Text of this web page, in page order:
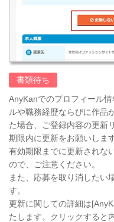
書類待ち
AnyKanでのプロフィール
ルや職務経歴ならびに作品
た場合、ご登録内容の更新
期限内に更新をお願いします
有効期限までに更新されな
ので、ご注意ください。
また、応募を取り消したい
す。
更新に関しての詳細は
たします。クリックすると